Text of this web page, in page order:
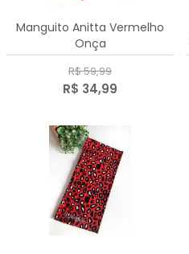
Manguito Anitta Vermelho
Onça
R$ 59,99
R$ 34,99